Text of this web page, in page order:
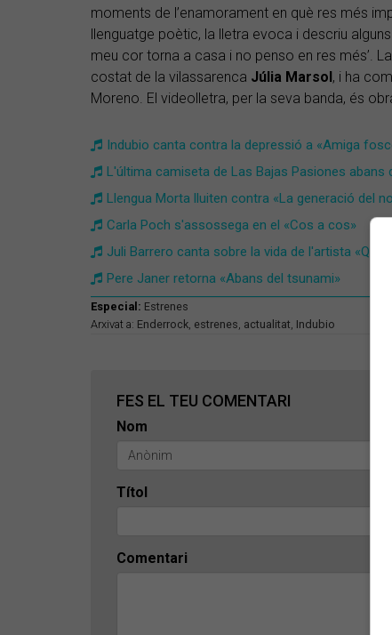
moments de l’enamorament en què res més
llenguatge poètic, la lletra evoca i descriu
meu cor torna a casa i no penso en res més’.
costat de la vilassarenca Júlia Marsol , i ha
Moreno. El videolletra, per la seva banda, és
Indubio canta contra la depressió a «Amiga
L'última camiseta de Las Bajas Pasiones abans
Llengua Morta lluiten contra «La generació del
Carla Poch s'assossega en el «Cos a cos»
Juli Barrero canta sobre la vida de l'artista «Quan
​Pere Janer retorna «Abans del tsunami»
Especial: Estrenes
Arxivat a: Enderrock, estrenes, actualitat, Indubio
FES EL TEU COMENTARI
Nom
Títol
Comentari